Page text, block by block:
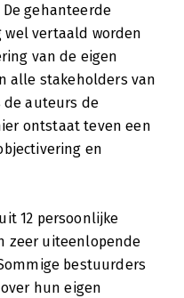
gehanteerde
wel vertaald worden
van de eigen
alle stakeholders van
de auteurs de
ontstaat teven een
en
12 persoonlijke
zeer uiteenlopende
bestuurders
hun eigen